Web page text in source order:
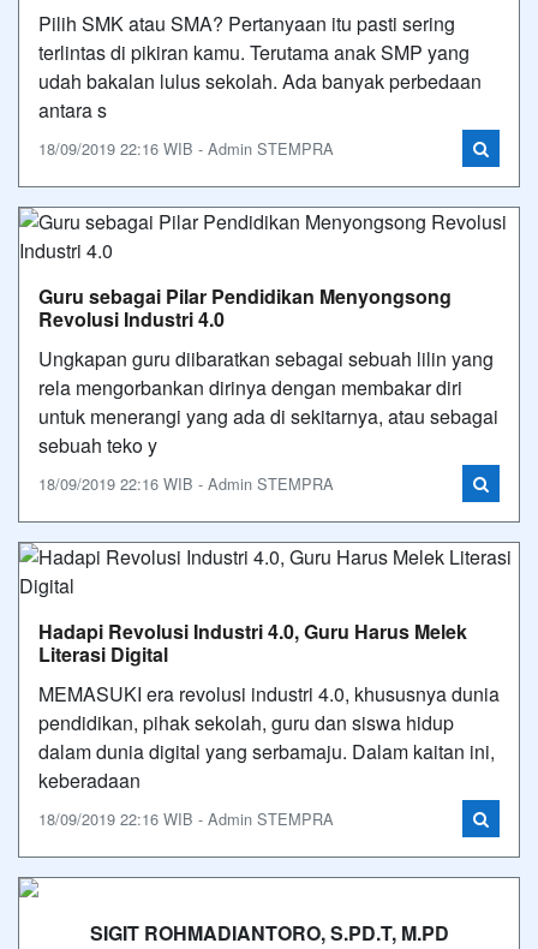
Pilih SMK atau SMA? Pertanyaan itu pasti sering
terlintas di pikiran kamu. Terutama anak SMP yang
udah bakalan lulus sekolah. Ada banyak perbedaan
antara s
18/09/2019 22:16 WIB - Admin STEMPRA
Guru sebagai Pilar Pendidikan Menyongsong
Revolusi Industri 4.0
Ungkapan guru diibaratkan sebagai sebuah lilin yang
rela mengorbankan dirinya dengan membakar diri
untuk menerangi yang ada di sekitarnya, atau sebagai
sebuah teko y
18/09/2019 22:16 WIB - Admin STEMPRA
Hadapi Revolusi Industri 4.0, Guru Harus Melek
Literasi Digital
MEMASUKI era revolusi industri 4.0, khususnya dunia
pendidikan, pihak sekolah, guru dan siswa hidup
dalam dunia digital yang serbamaju. Dalam kaitan ini,
keberadaan
18/09/2019 22:16 WIB - Admin STEMPRA
SIGIT ROHMADIANTORO, S.PD.T, M.PD